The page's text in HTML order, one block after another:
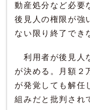
動産処分など必要
後見人の権限が強
ない限り終了でき
利用者が後見人
が決める。月額２
が発覚しても解任
組みだと批判され